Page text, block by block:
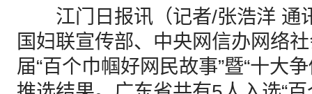
江门日报讯（记者/张浩洋 通
国妇联宣传部、中央网信办网络
届“百个巾帼好网民故事”暨“十大